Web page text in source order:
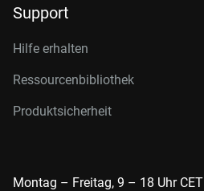
Support
Hilfe erhalten
Ressourcenbibliothek
Produktsicherheit
Montag – Freitag, 9 – 18 Uhr CET